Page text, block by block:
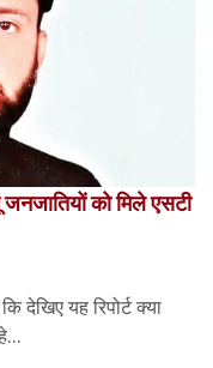
जनजातियों को मिले एसटी
देखिए यह रिपोर्ट क्या